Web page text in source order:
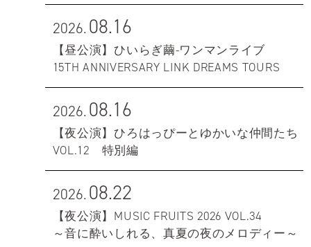
2026.08.16
【昼公演】ひいらぎ繭-ワンマンライブ
15TH ANNIVERSARY LINK DREAMS TOURS
2026.08.16
【夜公演】ひろはっぴーとゆかいな仲間たち
VOL.12 特別編
2026.08.22
【夜公演】MUSIC FRUITS 2026 VOL.34
～音に酔いしれる、真夏の夜のメロディー～